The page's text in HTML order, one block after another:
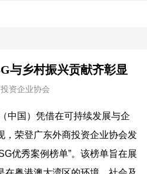
与乡村振兴贡献齐彰显
资企业协会
中国）凭借在可持续发展与企
，荣登广东外商投资企业协会发
优秀案例榜单”。该榜单旨在展